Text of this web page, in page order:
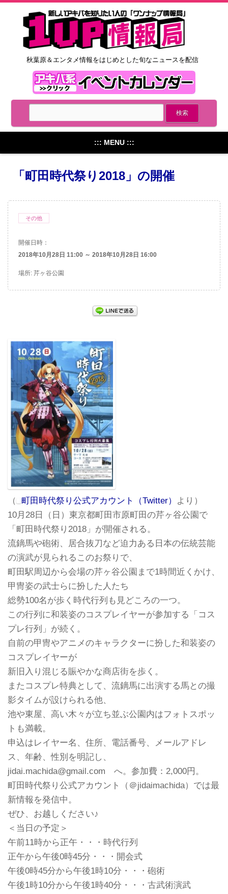
秋葉原＆エンタメ情報をはじめとした旬なニュースを配信
::: MENU :::
「町田時代祭り2018」の開催
その他
開催日時：
2018年10月28日 11:00 ～ 2018年10月28日 16:00
場所: 芹ヶ谷公園
（ 町田時代祭り公式アカウント（Twitter）
より）
10月28日（日）東京都町田市原町田の芹ヶ谷公園で
「町田時代祭り2018」が開催される。
流鏑馬や砲術、居合抜刀など迫力ある日本の伝統芸能
の演武が見られるこのお祭りで、
町田駅周辺から会場の芹ヶ谷公園まで1時間近くかけ、
甲冑姿の武士らに扮した人たち
総勢100名が歩く時代行列も見どころの一つ。
この行列に和装姿のコスプレイヤーが参加する「コス
プレ行列」が続く。
自前の甲冑やアニメのキャラクターに扮した和装姿の
コスプレイヤーが
新旧入り混じる賑やかな商店街を歩く。
またコスプレ特典として、流鏑馬に出演する馬との撮
影タイムが設けられる他、
池や東屋、高い木々が立ち並ぶ公園内はフォトスポッ
トも満載。
申込はレイヤー名、住所、電話番号、メールアドレ
ス、年齢、性別を明記し、
jidai.machida@gmail.com へ。参加費：2,000円。
町田時代祭り公式アカウント（＠jidaimachida）では最
新情報を発信中。
ぜひ、お越しください♪
＜当日の予定＞
午前11時から正午・・・時代行列
正午から午後0時45分・・・開会式
午後0時45分から午後1時10分・・・砲術
午後1時10分から午後1時40分・・・古武術演武